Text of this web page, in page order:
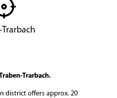
Trarbach.
district offers approx. 20